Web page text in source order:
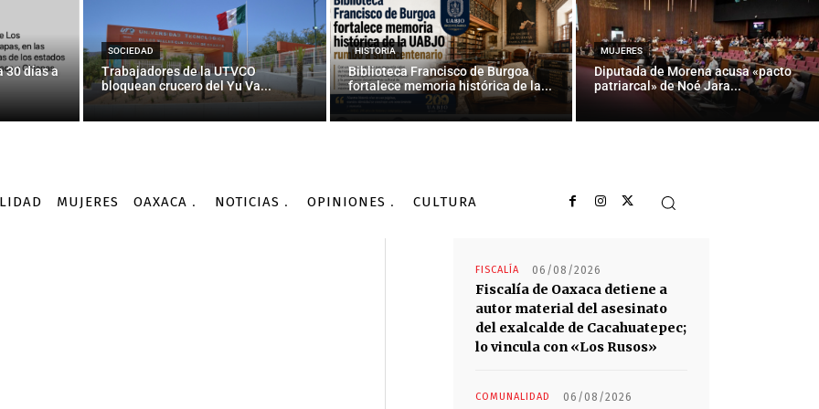
30 días a
SOCIEDAD
Trabajadores de la UTVCO
bloquean crucero del Yu Va...
HISTORIA
Biblioteca Francisco de Burgoa
fortalece memoria histórica de la...
MUJERES
Diputada de Morena acusa «pacto
patriarcal» de Noé Jara...
MUJERES OAXACA NOTICIAS OPINIONES CULTURA
narcomenudistas
Por COMUNICADOS - 25/03/2026
FISCALÍA 06/08/2026
Fiscalía de Oaxaca detiene a
autor material del asesinato
del exalcalde de Cacahuatepec;
lo vincula con «Los Rusos»
COMUNALIDAD 06/08/2026